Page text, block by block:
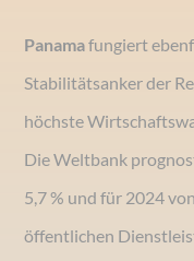
Panamafungiert
Stabilitätsanker der
höchste
Die Weltbank
5,7 % und für 2024
öffentlichen